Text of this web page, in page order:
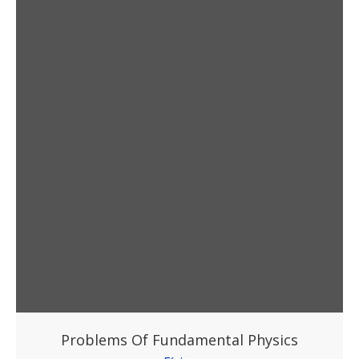
Problems Of Fundamental Physics